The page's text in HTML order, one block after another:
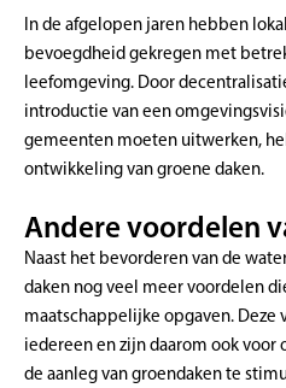
In de afgelopen jaren hebben
bevoegdheid gekregen met
leefomgeving. Door
introductie van een
gemeenten moeten uitwerken,
ontwikkeling van groene daken.
Andere voordelen
Naast het bevorderen van de
daken nog veel meer voordelen
maatschappelijke opgaven.
iedereen en zijn daarom ook voor
de aanleg van groendaken te